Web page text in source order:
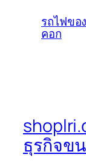
รถไฟขอ
คอก
ธุรกิจข